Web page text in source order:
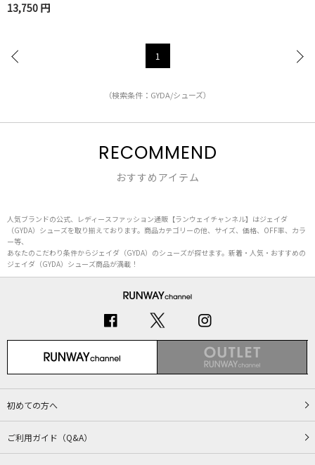
13,750 円
1
（検索条件：GYDA/シューズ）
RECOMMEND
おすすめアイテム
人気ブランドの公式、レディースファッション通販【ランウェイチャンネル】はジェイダ
（GYDA）シューズを取り揃えております。商品カテゴリーの他、サイズ、価格、OFF率、カラ
ー等、
あなたのこだわり条件からジェイダ（GYDA）のシューズが探せます。新着・人気・おすすめの
ジェイダ（GYDA）シューズ商品が満載！
初めての方へ
ご利用ガイド（Q&A）